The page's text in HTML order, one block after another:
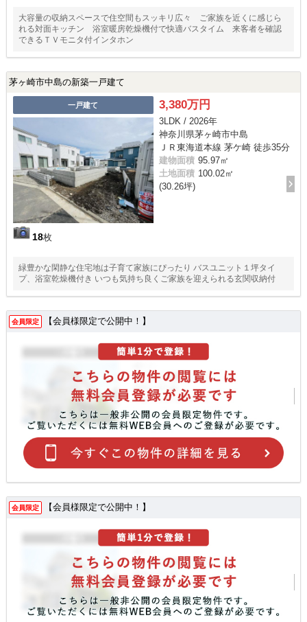
大容量の収納スペースで住空間もスッキリ広々 ご家族を近くに感じら
れる対面キッチン 浴室暖房乾燥機付で快適バスタイム 来客者を確認
できるＴＶモニタ付インタホン
茅ヶ崎市中島の新築一戸建て
一戸建て
18枚
3,380万円
3LDK / 2026年
神奈川県茅ヶ崎市中島
ＪＲ東海道本線 茅ケ崎 徒歩35分
建物面積 95.97㎡
土地面積 100.02㎡
(30.26坪)
緑豊かな閑静な住宅地は子育て家族にぴったり バスユニット１坪タイ
プ、浴室乾燥機付き いつも気持ち良くご家族を迎えられる玄関収納付
会員限定 【会員様限定で公開中！】
会員限定 【会員様限定で公開中！】